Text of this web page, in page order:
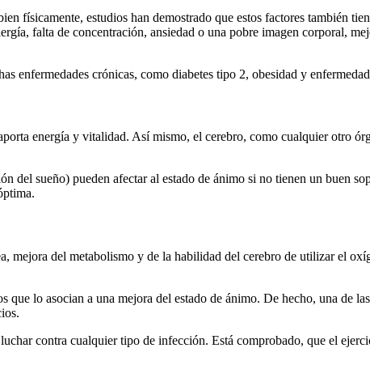
físicamente, estudios han demostrado que estos factores también
falta de concentración, ansiedad o una pobre imagen corporal,
enfermedades crónicas, como diabetes tipo 2, obesidad y
energía y vitalidad. Así mismo, el cerebro, como cualquier otro
del sueño) pueden afectar al estado de ánimo si no tienen un buen
mejora del metabolismo y de la habilidad del cerebro de utilizar el
lo asocian a una mejora del estado de ánimo. De hecho, una de
contra cualquier tipo de infección. Está comprobado, que el